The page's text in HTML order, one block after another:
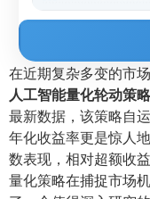
在近期复杂多变的市
人工智能量化轮动策略
最新数据，该策略自
年化收益率更是惊人
数表现，相对超额收
量化策略在捕捉市场